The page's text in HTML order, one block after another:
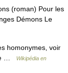
(roman) Pour les
Démons Le
homonymes, voir
…
Wikipédia en